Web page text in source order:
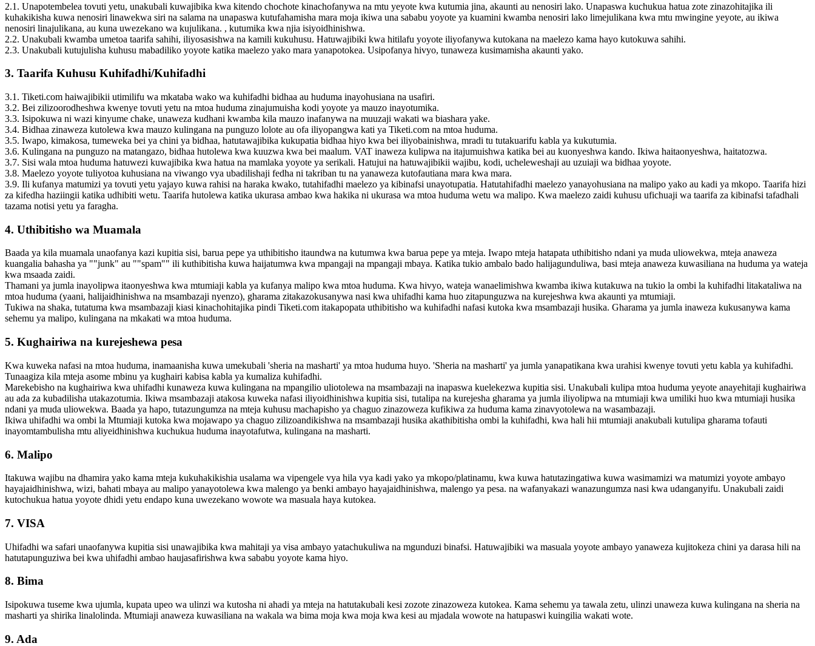
2.1. Unapotembelea tovuti yetu, unakubali kuwajibika kwa kitendo chochote kinachofanywa na mtu yeyote kwa kutumia jina, akaunti au nenosiri lako. Unapaswa kuchukua hatua zote zinazohitajika ili
kuhakikisha kuwa nenosiri linawekwa siri na salama na unapaswa kutufahamisha mara moja ikiwa una sababu yoyote ya kuamini kwamba nenosiri lako limejulikana kwa mtu mwingine yeyote, au ikiwa
nenosiri linajulikana, au kuna uwezekano wa kujulikana. , kutumika kwa njia isiyoidhinishwa.
2.2. Unakubali kwamba umetoa taarifa sahihi, iliyosasishwa na kamili kukuhusu. Hatuwajibiki kwa hitilafu yoyote iliyofanywa kutokana na maelezo kama hayo kutokuwa sahihi.
2.3. Unakubali kutujulisha kuhusu mabadiliko yoyote katika maelezo yako mara yanapotokea. Usipofanya hivyo, tunaweza kusimamisha akaunti yako.
3. Taarifa Kuhusu Kuhifadhi/Kuhifadhi
3.1. Tiketi.com haiwajibikii utimilifu wa mkataba wako wa kuhifadhi bidhaa au huduma inayohusiana na usafiri.
3.2. Bei zilizoorodheshwa kwenye tovuti yetu na mtoa huduma zinajumuisha kodi yoyote ya mauzo inayotumika.
3.3. Isipokuwa ni wazi kinyume chake, unaweza kudhani kwamba kila mauzo inafanywa na muuzaji wakati wa biashara yake.
3.4. Bidhaa zinaweza kutolewa kwa mauzo kulingana na punguzo lolote au ofa iliyopangwa kati ya Tiketi.com na mtoa huduma.
3.5. Iwapo, kimakosa, tumeweka bei ya chini ya bidhaa, hatutawajibika kukupatia bidhaa hiyo kwa bei iliyobainishwa, mradi tu tutakuarifu kabla ya kukutumia.
3.6. Kulingana na punguzo na matangazo, bidhaa hutolewa kwa kuuzwa kwa bei maalum. VAT inaweza kulipwa na itajumuishwa katika bei au kuonyeshwa kando. Ikiwa haitaonyeshwa, haitatozwa.
3.7. Sisi wala mtoa huduma hatuwezi kuwajibika kwa hatua na mamlaka yoyote ya serikali. Hatujui na hatuwajibikii wajibu, kodi, ucheleweshaji au uzuiaji wa bidhaa yoyote.
3.8. Maelezo yoyote tuliyotoa kuhusiana na viwango vya ubadilishaji fedha ni takriban tu na yanaweza kutofautiana mara kwa mara.
3.9. Ili kufanya matumizi ya tovuti yetu yajayo kuwa rahisi na haraka kwako, tutahifadhi maelezo ya kibinafsi unayotupatia. Hatutahifadhi maelezo yanayohusiana na malipo yako au kadi ya mkopo. Taarifa hizi
za kifedha haziingii katika udhibiti wetu. Taarifa hutolewa katika ukurasa ambao kwa hakika ni ukurasa wa mtoa huduma wetu wa malipo. Kwa maelezo zaidi kuhusu ufichuaji wa taarifa za kibinafsi tafadhali
tazama notisi yetu ya faragha.
4. Uthibitisho wa Muamala
Baada ya kila muamala unaofanya kazi kupitia sisi, barua pepe ya uthibitisho itaundwa na kutumwa kwa barua pepe ya mteja. Iwapo mteja hatapata uthibitisho ndani ya muda uliowekwa, mteja anaweza
kuangalia bahasha ya ""junk" au ""spam"" ili kuthibitisha kuwa haijatumwa kwa mpangaji na mpangaji mbaya. Katika tukio ambalo bado halijagunduliwa, basi mteja anaweza kuwasiliana na huduma ya wateja
kwa msaada zaidi.
Thamani ya jumla inayolipwa itaonyeshwa kwa mtumiaji kabla ya kufanya malipo kwa mtoa huduma. Kwa hivyo, wateja wanaelimishwa kwamba ikiwa kutakuwa na tukio la ombi la kuhifadhi litakataliwa na
mtoa huduma (yaani, halijaidhinishwa na msambazaji nyenzo), gharama zitakazokusanywa nasi kwa uhifadhi kama huo zitapunguzwa na kurejeshwa kwa akaunti ya mtumiaji.
Tukiwa na shaka, tutatuma kwa msambazaji kiasi kinachohitajika pindi Tiketi.com itakapopata uthibitisho wa kuhifadhi nafasi kutoka kwa msambazaji husika. Gharama ya jumla inaweza kukusanywa kama
sehemu ya malipo, kulingana na mkakati wa mtoa huduma.
5. Kughairiwa na kurejeshewa pesa
Kwa kuweka nafasi na mtoa huduma, inamaanisha kuwa umekubali 'sheria na masharti' ya mtoa huduma huyo. 'Sheria na masharti' ya jumla yanapatikana kwa urahisi kwenye tovuti yetu kabla ya kuhifadhi.
Tunaagiza kila mteja asome mbinu ya kughairi kabisa kabla ya kumaliza kuhifadhi.
Marekebisho na kughairiwa kwa uhifadhi kunaweza kuwa kulingana na mpangilio uliotolewa na msambazaji na inapaswa kuelekezwa kupitia sisi. Unakubali kulipa mtoa huduma yeyote anayehitaji kughairiwa
au ada za kubadilisha utakazotumia. Ikiwa msambazaji atakosa kuweka nafasi iliyoidhinishwa kupitia sisi, tutalipa na kurejesha gharama ya jumla iliyolipwa na mtumiaji kwa umiliki huo kwa mtumiaji husika
ndani ya muda uliowekwa. Baada ya hapo, tutazungumza na mteja kuhusu machapisho ya chaguo zinazoweza kufikiwa za huduma kama zinavyotolewa na wasambazaji.
Ikiwa uhifadhi wa ombi la Mtumiaji kutoka kwa mojawapo ya chaguo zilizoandikishwa na msambazaji husika akathibitisha ombi la kuhifadhi, kwa hali hii mtumiaji anakubali kutulipa gharama tofauti
inayomtambulisha mtu aliyeidhinishwa kuchukua huduma inayotafutwa, kulingana na masharti.
6. Malipo
Itakuwa wajibu na dhamira yako kama mteja kukuhakikishia usalama wa vipengele vya hila vya kadi yako ya mkopo/platinamu, kwa kuwa hatutazingatiwa kuwa wasimamizi wa matumizi yoyote ambayo
hayajaidhinishwa, wizi, bahati mbaya au malipo yanayotolewa kwa malengo ya benki ambayo hayajaidhinishwa, malengo ya pesa. na wafanyakazi wanazungumza nasi kwa udanganyifu. Unakubali zaidi
kutochukua hatua yoyote dhidi yetu endapo kuna uwezekano wowote wa masuala haya kutokea.
7. VISA
Uhifadhi wa safari unaofanywa kupitia sisi unawajibika kwa mahitaji ya visa ambayo yatachukuliwa na mgunduzi binafsi. Hatuwajibiki wa masuala yoyote ambayo yanaweza kujitokeza chini ya darasa hili na
hatutapunguziwa bei kwa uhifadhi ambao haujasafirishwa kwa sababu yoyote kama hiyo.
8. Bima
Isipokuwa tuseme kwa ujumla, kupata upeo wa ulinzi wa kutosha ni ahadi ya mteja na hatutakubali kesi zozote zinazoweza kutokea. Kama sehemu ya tawala zetu, ulinzi unaweza kuwa kulingana na sheria na
masharti ya shirika linalolinda. Mtumiaji anaweza kuwasiliana na wakala wa bima moja kwa moja kwa kesi au mjadala wowote na hatupaswi kuingilia wakati wote.
9. Ada